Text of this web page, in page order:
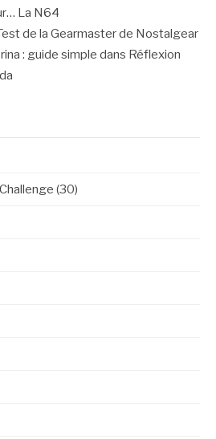
La N64
de la Gearmaster de Nostalgear
: guide simple dans Réflexion
(30)